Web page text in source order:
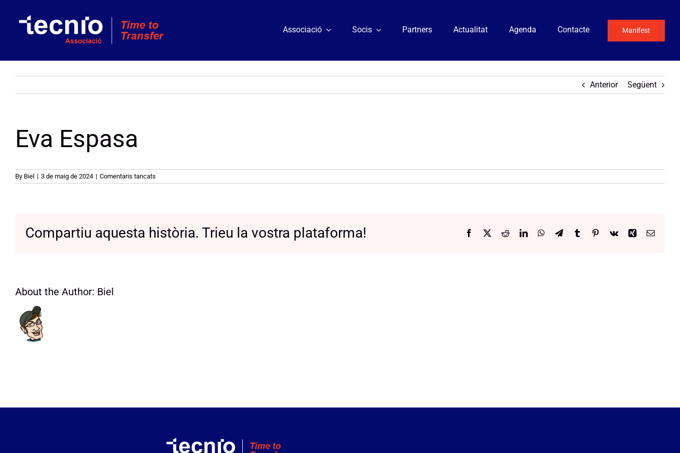
content
Associació Socis Partners Actualitat Agenda Contacte Manifest
Anterior Següent
Eva Espasa
By Biel | 3 de maig de 2024 | Comentaris tancats
Eva
Compartiu aquesta història. Trieu la vostra plataforma! Facebook RedditLinkedInWhatsApp
TelegramTumblr Pinterest
Vk Xing Email:
About the Author: Biel